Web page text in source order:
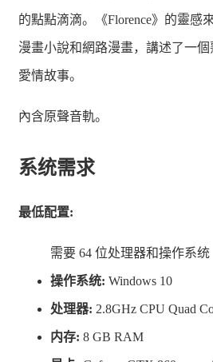
的點點滴滴。《Florence》的靈感
漫畫小說和網路漫畫，講述了一
愛情故事。
內含原聲音軌。
系统需求
最低配置:
需要 64 位处理器和操作系统
操作系统: Windows 10
处理器: 2.8GHz CPU Quad
内存: 8 GB RAM